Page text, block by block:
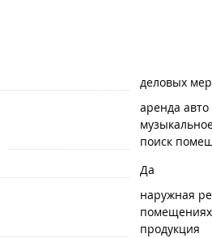
деловых
аренда авто
поиск
Да
наружная
помещениях
продукция